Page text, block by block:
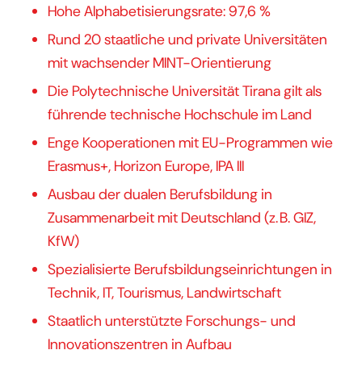
Hohe Alphabetisierungsrate: 97,6 %
Rund 20 staatliche und private Universitäten
mit wachsender MINT-Orientierung
Die Polytechnische Universität Tirana gilt als
führende technische Hochschule im Land
Enge Kooperationen mit EU-Programmen wie
Erasmus+, Horizon Europe, IPA III
Ausbau der dualen Berufsbildung in
Zusammenarbeit mit Deutschland (z. B. GIZ,
KfW)
Spezialisierte Berufsbildungseinrichtungen in
Technik, IT, Tourismus, Landwirtschaft
Staatlich unterstützte Forschungs- und
Innovationszentren in Aufbau